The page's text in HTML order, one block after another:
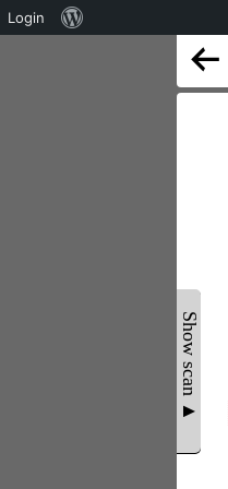
Show scan ▲
Login